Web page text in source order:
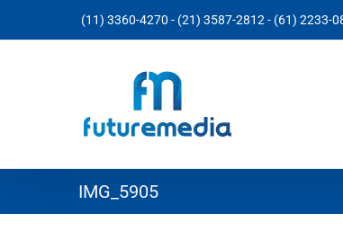
para
(11) 3360-4270 - (21) 3587-2812 - (61) 2233-
IMG_5905